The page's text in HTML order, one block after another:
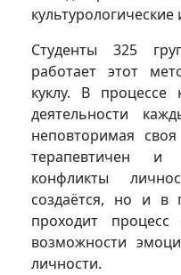
Студенты 325
работает этот
куклу. В процессе
деятельности
неповторимая
терапевтичен и
конфликты
создаётся, но и в
проходит процесс
возможности
личности.